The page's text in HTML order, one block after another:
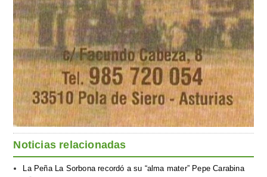
Noticias relacionadas
La Peña La Sorbona recordó a su “alma mater” Pepe Carabina